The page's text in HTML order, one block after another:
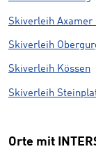
Skiverleih Axamer
Skiverleih
Skiverleih Kössen
Skiverleih
Orte mit